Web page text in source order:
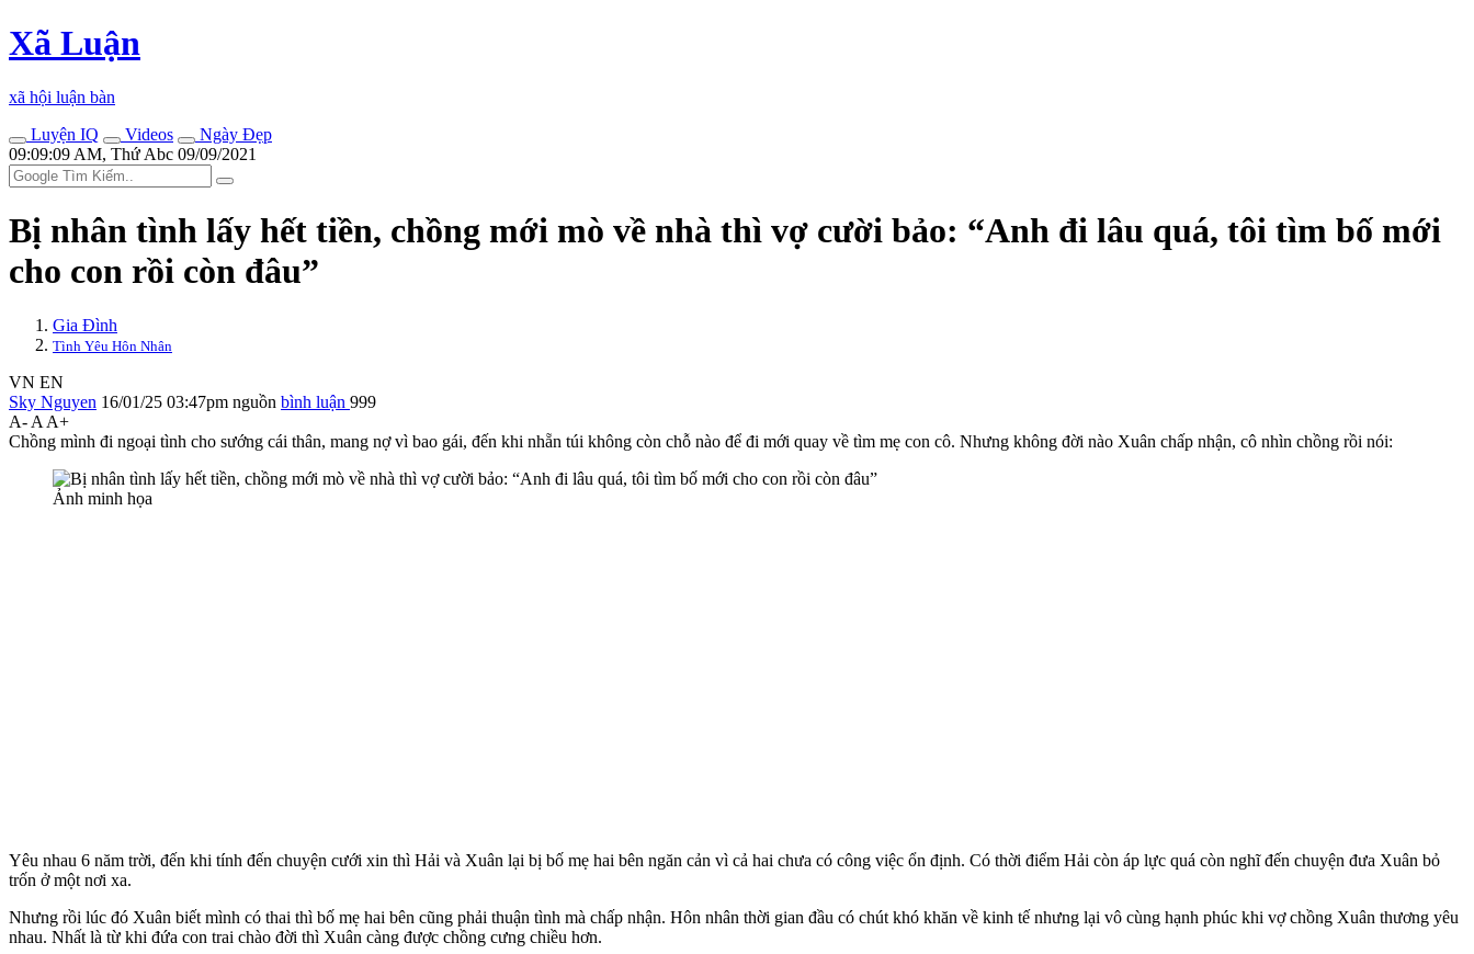
Xã Luận
xã hội luận bàn
Luyện IQ
Videos
Ngày Đẹp
09:09:09 AM, Thứ Abc 09/09/2021
Bị nhân tình lấy hết tiền, chồng mới mò về nhà thì vợ cười bảo: “Anh đi lâu quá, tôi tìm bố mới
cho con rồi còn đâu”
Gia Đình
Tình Yêu Hôn Nhân
VN EN
Sky Nguyen 16/01/25 03:47pm nguồn bình luận 999
A- A A+
Chồng mình đi ngoại tình cho sướng cái thân, mang nợ vì bao gái, đến khi nhẵn túi không còn chỗ nào để đi mới quay về tìm mẹ con cô. Nhưng không đời nào Xuân chấp nhận, cô nhìn chồng rồi nói:
Ảnh minh họa
Yêu nhau 6 năm trời, đến khi tính đến chuyện cưới xin thì Hải và Xuân lại bị bố mẹ hai bên ngăn cản vì cả hai chưa có công việc ổn định. Có thời điểm Hải còn áp lực quá còn nghĩ đến chuyện đưa Xuân bỏ
trốn ở một nơi xa.
Nhưng rồi lúc đó Xuân biết mình có thai thì bố mẹ hai bên cũng phải thuận tình mà chấp nhận. Hôn nhân thời gian đầu có chút khó khăn về kinh tế nhưng lại vô cùng hạnh phúc khi vợ chồng Xuân thương yêu
nhau. Nhất là từ khi đứa con trai chào đời thì Xuân càng được chồng cưng chiều hơn.